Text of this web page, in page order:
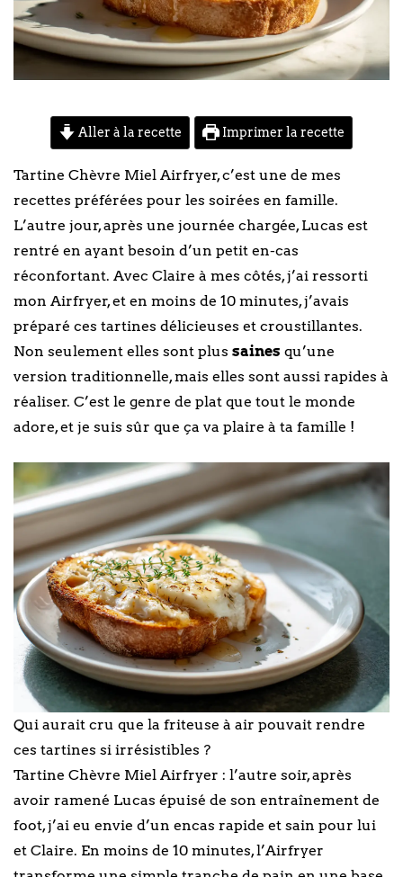
Aller à la recette Imprimer la recette
Tartine Chèvre Miel Airfryer, c’est une de mes
recettes préférées pour les soirées en famille.
L’autre jour, après une journée chargée, Lucas est
rentré en ayant besoin d’un petit en-cas
réconfortant. Avec Claire à mes côtés, j’ai ressorti
mon Airfryer, et en moins de 10 minutes, j’avais
préparé ces tartines délicieuses et croustillantes.
Non seulement elles sont plus saines qu’une
version traditionnelle, mais elles sont aussi rapides à
réaliser. C’est le genre de plat que tout le monde
adore, et je suis sûr que ça va plaire à ta famille !
Qui aurait cru que la friteuse à air pouvait rendre
ces tartines si irrésistibles ?
Tartine Chèvre Miel Airfryer : l’autre soir, après
avoir ramené Lucas épuisé de son entraînement de
foot, j’ai eu envie d’un encas rapide et sain pour lui
et Claire. En moins de 10 minutes, l’Airfryer